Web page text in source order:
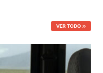
VER TODO